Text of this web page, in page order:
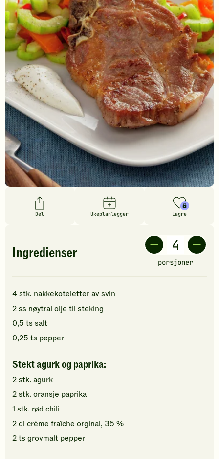
Del Ukeplanlegger Lagre
Ingredienser
porsjoner
4stk. nakkekoteletter av svin
2ss nøytral olje til steking
0,5 ts salt
0,25 ts pepper
Stekt agurk og paprika:
2stk. agurk
2stk. oransje paprika
1 stk. rød chili
2dl crème fraîche orginal, 35 %
2ts grovmalt pepper